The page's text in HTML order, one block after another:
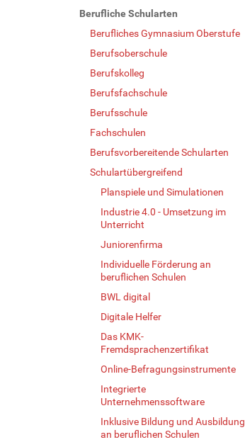
Berufliche Schularten
Berufliches Gymnasium Oberstufe
Berufsoberschule
Berufskolleg
Berufsfachschule
Berufsschule
Fachschulen
Berufsvorbereitende Schularten
Schulartübergreifend
Planspiele und Simulationen
Industrie 4.0 - Umsetzung im
Unterricht
Juniorenfirma
Individuelle Förderung an
beruflichen Schulen
BWL digital
Digitale Helfer
Das KMK-
Fremdsprachenzertifikat
Online-Befragungsinstrumente
Integrierte
Unternehmenssoftware
Inklusive Bildung und Ausbildung
an beruflichen Schulen